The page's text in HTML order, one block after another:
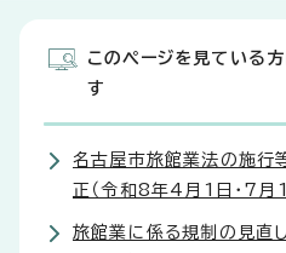
このページを見ている
す
名古屋市旅館業法の施行
正（令和8年4月1日・7月1
旅館業に係る規制の見直